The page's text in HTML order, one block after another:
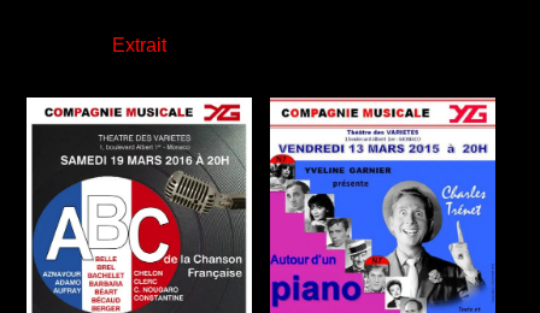
Extrait